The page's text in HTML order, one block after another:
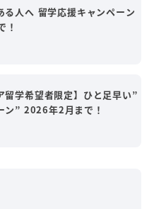
る人へ 留学応援キャンペーン
！
留学希望者限定】ひと足早い”
ン” 2026年2月まで！